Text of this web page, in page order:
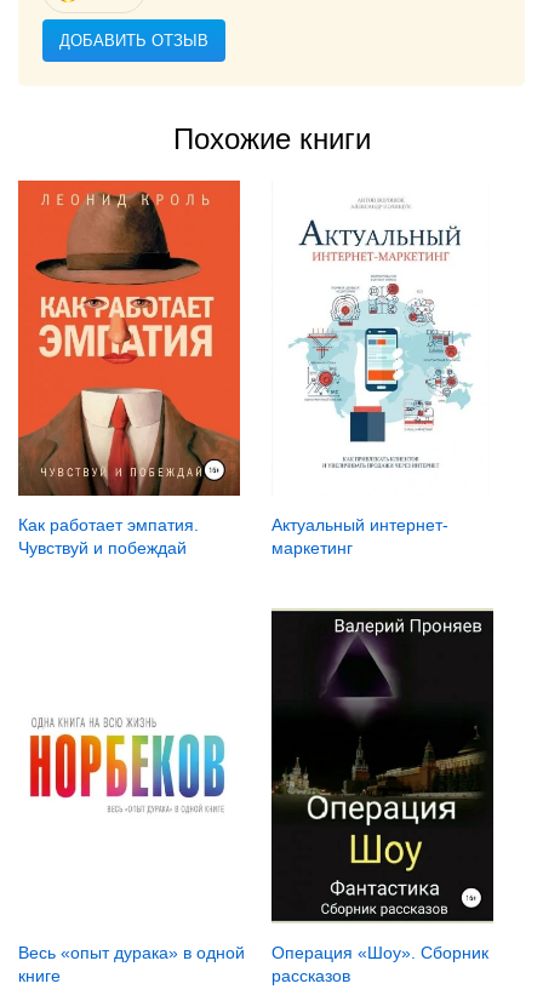
ДОБАВИТЬ ОТЗЫВ
Похожие книги
Как работает эмпатия.
Чувствуй и побеждай
Актуальный интернет-
маркетинг
Весь «опыт дурака» в одной
книге
Операция «Шоу». Сборник
рассказов